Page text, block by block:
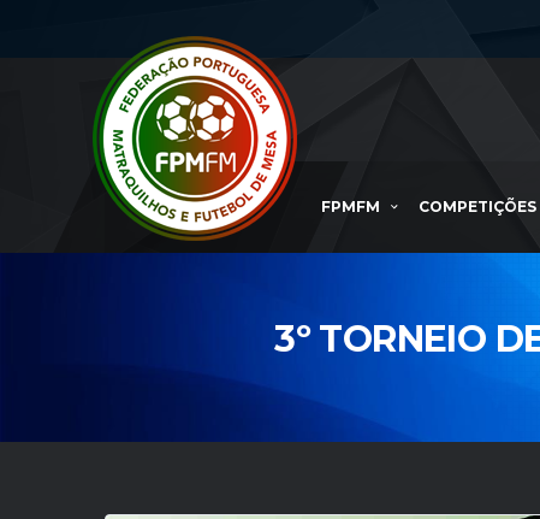
FPMFM COMPETIÇÕES
3º TORNEIO